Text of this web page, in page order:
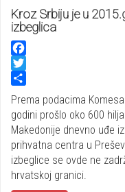
Kroz Srbiju je u
izbeglica
Facebook
Twitter
Share
Prema podacima
godini prošlo oko 600
Makedonije dnevno uđe
prihvatna centra u
izbeglice se ovde ne
hrvatskoj granici.